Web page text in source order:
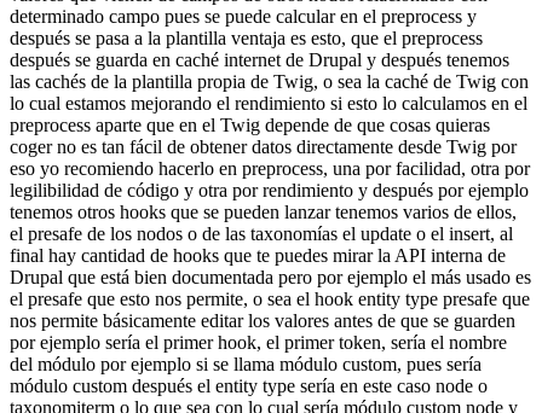
determinado campo pues se puede calcular en el preprocess y
después se pasa a la plantilla ventaja es esto, que el preprocess
después se guarda en caché internet de Drupal y después tenemos
las cachés de la plantilla propia de Twig, o sea la caché de Twig con
lo cual estamos mejorando el rendimiento si esto lo calculamos en el
preprocess aparte que en el Twig depende de que cosas quieras
coger no es tan fácil de obtener datos directamente desde Twig por
eso yo recomiendo hacerlo en preprocess, una por facilidad, otra por
legilibilidad de código y otra por rendimiento y después por ejemplo
tenemos otros hooks que se pueden lanzar tenemos varios de ellos,
el presafe de los nodos o de las taxonomías el update o el insert, al
final hay cantidad de hooks que te puedes mirar la API interna de
Drupal que está bien documentada pero por ejemplo el más usado es
el presafe que esto nos permite, o sea el hook entity type presafe que
nos permite básicamente editar los valores antes de que se guarden
por ejemplo sería el primer hook, el primer token, sería el nombre
del módulo por ejemplo si se llama módulo custom, pues sería
módulo custom después el entity type sería en este caso node o
taxonomiterm o lo que sea con lo cual sería módulo custom node y